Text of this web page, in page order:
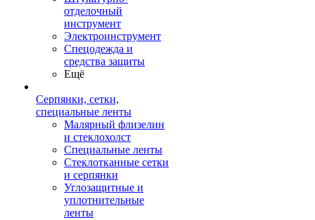
отделочный
инструмент
Электроинструмент
Спецодежда и
средства защиты
Ещё
Серпянки, сетки,
специальные ленты
Малярный флизелин
и стеклохолст
Специальные ленты
Стеклотканные сетки
и серпянки
Углозащитные и
уплотнительные
ленты